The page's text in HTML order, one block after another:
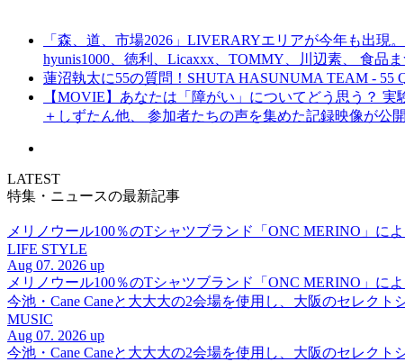
「森、道、市場2026」LIVERARYエリアが今年も出現
hyunis1000、徳利、Licaxxx、TOMMY、川辺素、 食品
蓮沼執太に55の質問！SHUTA HASUNUMA TEAM - 55
【MOVIE】あなたは「障がい」についてどう思う？
＋しずたん他、 参加者たちの声を集めた記録映像が公開
LATEST
特集・ニュースの最新記事
メリノウール100％のTシャツブランド「ONC MERINO」に
LIFE STYLE
Aug 07. 2026 up
メリノウール100％のTシャツブランド「ONC MERINO」に
今池・Cane Caneと大大大の2会場を使用し、大阪のセレク
MUSIC
Aug 07. 2026 up
今池・Cane Caneと大大大の2会場を使用し、大阪のセレク